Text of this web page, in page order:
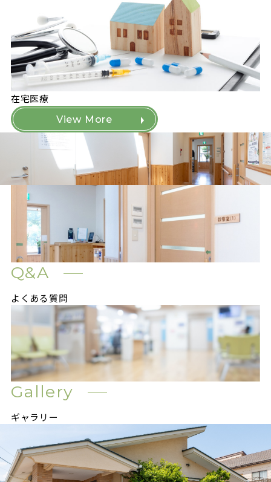
在宅医療
View More
Q&A
よくある質問
Gallery
ギャラリー